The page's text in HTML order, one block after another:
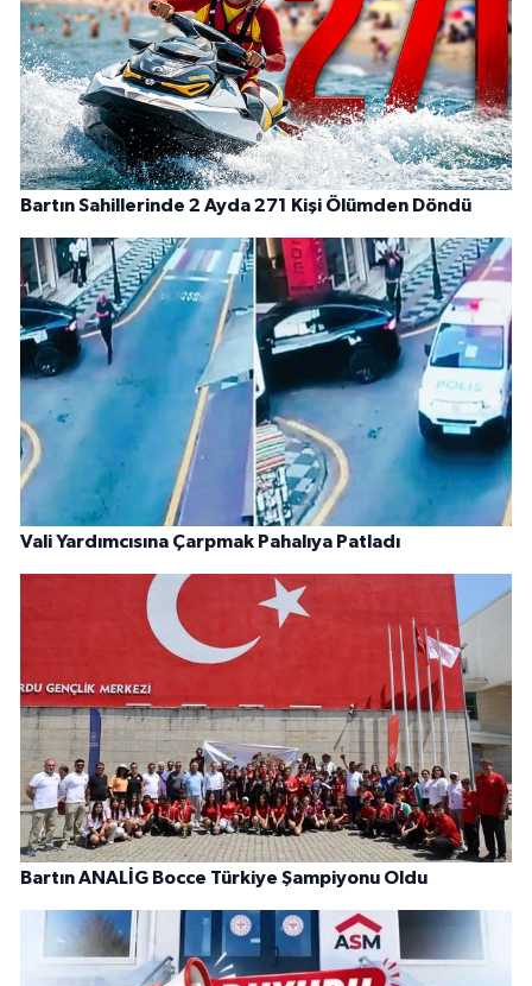
Bartın Sahillerinde 2 Ayda 271 Kişi Ölümden Döndü
Vali Yardımcısına Çarpmak Pahalıya Patladı
Bartın ANALİG Bocce Türkiye Şampiyonu Oldu